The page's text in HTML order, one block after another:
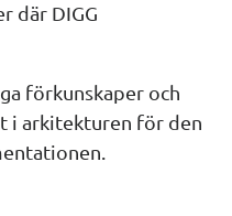
där DIGG
förkunskaper och
i arkitekturen för den